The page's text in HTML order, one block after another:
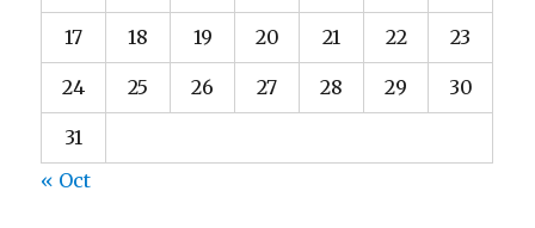
17 18 19 20 21 22 23
24 25 26 27 28 29 30
31
« Oct